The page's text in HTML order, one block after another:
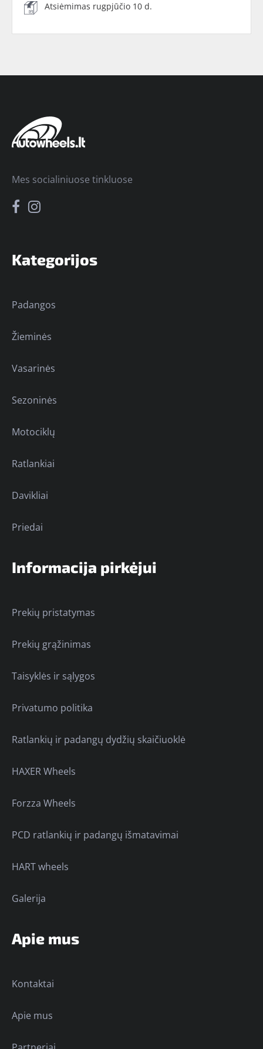
Atsiėmimas rugpjūčio 10 d.
Kategorijos
Padangos
Žieminės
Vasarinės
Sezoninės
Motociklų
Ratlankiai
Davikliai
Priedai
Informacija pirkėjui
Prekių pristatymas
Prekių grąžinimas
Taisyklės ir sąlygos
Privatumo politika
Ratlankių ir padangų dydžių skaičiuoklė
HAXER Wheels
Forzza Wheels
PCD ratlankių ir padangų išmatavimai
HART wheels
Galerija
Apie mus
Kontaktai
Apie mus
Mes socialiniuose tinkluose